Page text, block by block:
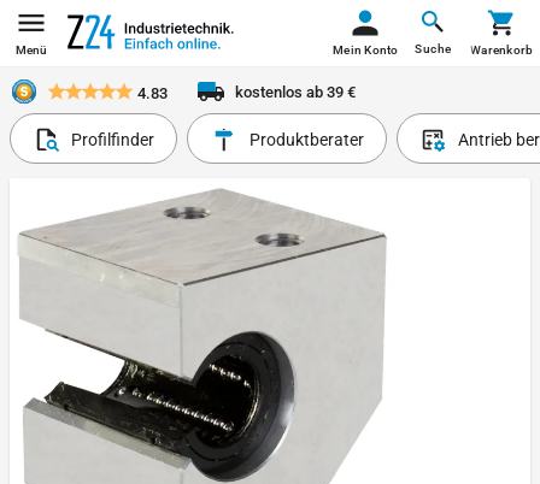
Menü Suche
Mein Konto Warenkorb
4.83 kostenlos ab 39 €
Profilfinder Produktberater Antrieb